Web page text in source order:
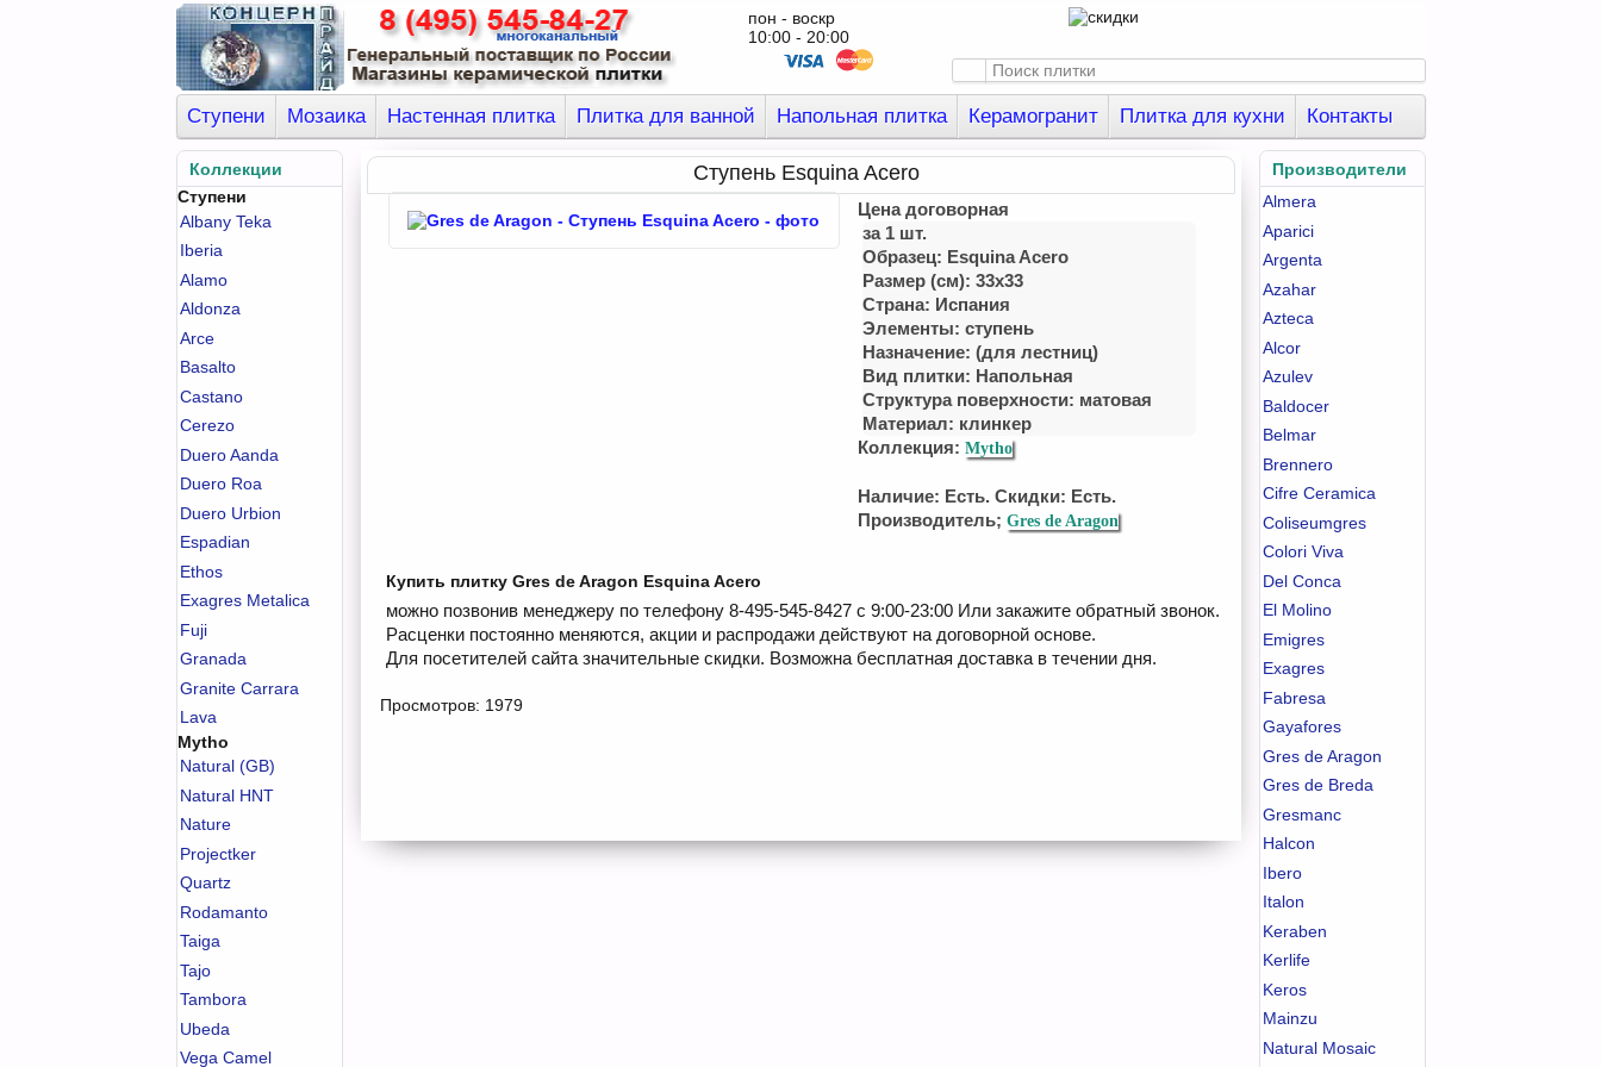
пон - воскр
10:00 - 20:00
Ступени Мозаика Настенная плитка Плитка для ванной Напольная плитка Керамогранит Плитка для кухни Контакты
Коллекции
Ступени
Albany Teka
Iberia
Alamo
Aldonza
Arce
Basalto
Castano
Cerezo
Duero Aanda
Duero Roa
Duero Urbion
Espadian
Ethos
Exagres Metalica
Fuji
Granada
Granite Carrara
Lava
Mytho
Natural (GB)
Natural HNT
Nature
Projectker
Quartz
Rodamanto
Taiga
Tajo
Tambora
Ubeda
Vega Camel
Производители
Almera
Aparici
Argenta
Azahar
Azteca
Alcor
Azulev
Baldocer
Belmar
Brennero
Cifre Ceramica
Coliseumgres
Colori Viva
Del Conca
El Molino
Emigres
Exagres
Fabresa
Gayafores
Gres de Aragon
Gres de Breda
Gresmanc
Halcon
Ibero
Italon
Keraben
Kerlife
Keros
Mainzu
Natural Mosaic
Ступень Esquina Acero
Цена договорная
за 1 шт.
Образец: Esquina Acero
Размер (см): 33x33
Страна: Испания
Элементы: ступень
Назначение: (для лестниц)
Вид плитки: Напольная
Структура поверхности: матовая
Материал: клинкер
Коллекция:Mytho
Наличие: Есть. Скидки: Есть.
Производитель;Gres de Aragon
Купить плитку Gres de Aragon Esquina Acero
можно позвонив менеджеру по телефону 8-495-545-8427 с 9:00-23:00 Или закажите обратный звонок.
Расценки постоянно меняются, акции и распродажи действуют на договорной основе.
Для посетителей сайта значительные скидки. Возможна бесплатная доставка в течении дня.
Просмотров: 1979